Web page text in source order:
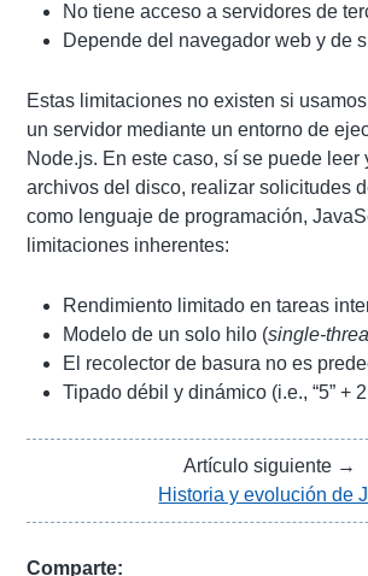
No tiene acceso a servidores de
Depende del navegador web y de
Estas limitaciones no existen si
un servidor mediante un entorno de
Node.js. En este caso, sí se puede leer
archivos del disco, realizar solicitudes
como lenguaje de programación,
limitaciones inherentes:
Rendimiento limitado en tareas
Modelo de un solo hilo (single-
El recolector de basura no es
Tipado débil y dinámico (i.e., “5” + 2
Artículo siguiente →
Historia y evolución de
Comparte: